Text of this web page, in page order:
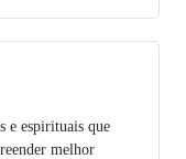
e espirituais que
melhor